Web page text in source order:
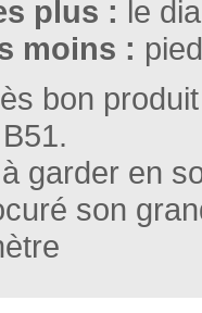
plus : le
moins :
bon
garder en
son